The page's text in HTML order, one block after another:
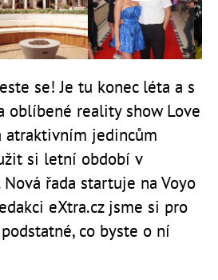
se! Je tu konec léta a s
oblíbené reality show Love
atraktivním jedincům
si letní období v
řada startuje na Voyo
eXtra.cz jsme si pro
co byste o ní